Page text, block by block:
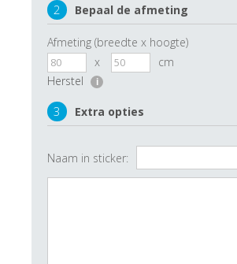
2 Bepaal de afmeting
Afmeting (breedte x hoogte)
x
cm
Herstel
i
3 Extra opties
Naam in sticker: